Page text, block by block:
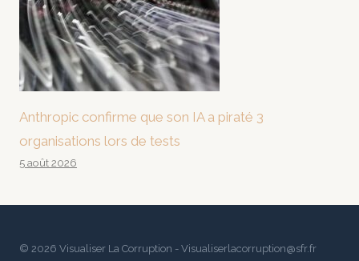
Anthropic confirme que son IA a piraté 3
organisations lors de tests
5 août 2026
© 2026 Visualiser La Corruption - Visualiserlacorruption@sfr.fr